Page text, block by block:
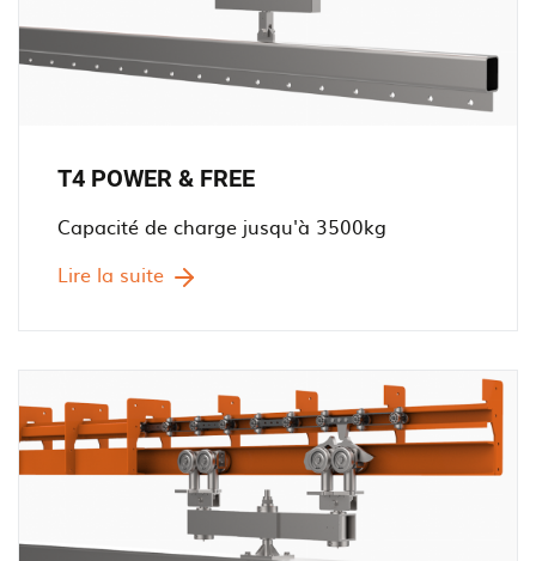
T4 POWER & FREE
Capacité de charge jusqu'à 3500kg
Lire la suite